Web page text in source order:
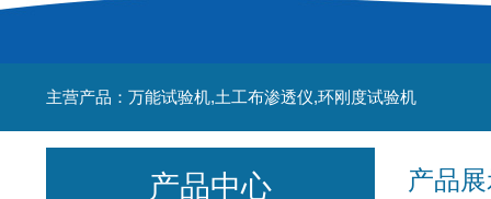
主营产品：万能试验机,土工布渗透仪,环刚度试验机
产品
产品中心